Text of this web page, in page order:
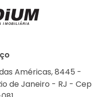
Américas, 8445 -
de Janeiro - RJ - Cep